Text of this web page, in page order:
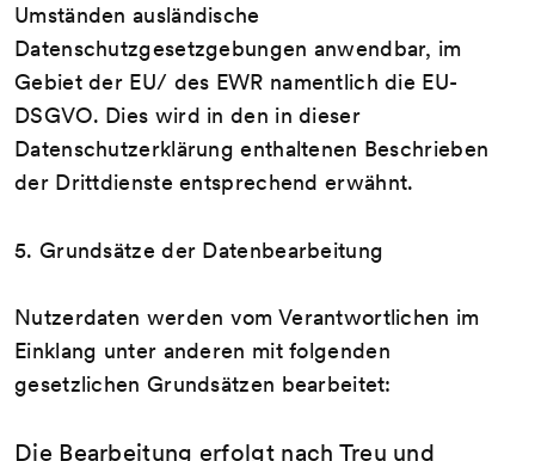
Umständen ausländische
Datenschutzgesetzgebungen anwendbar, im
Gebiet der EU/ des EWR namentlich die EU-
DSGVO. Dies wird in den in dieser
Datenschutzerklärung enthaltenen Beschrieben
der Drittdienste entsprechend erwähnt.
5. Grundsätze der Datenbearbeitung
Nutzerdaten werden vom Verantwortlichen im
Einklang unter anderen mit folgenden
gesetzlichen Grundsätzen bearbeitet:
Die Bearbeitung erfolgt nach Treu und